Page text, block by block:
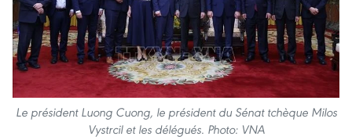
Le président Luong Cuong, le président du Sénat tchèque Milos
Vystrcil et les délégués. Photo: VNA